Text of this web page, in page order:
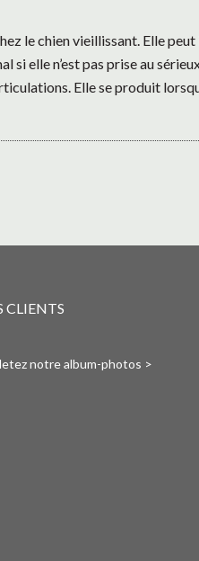
le chien vieillissant. Elle
elle n’est pas prise au
Elle se produit
CLIENTS
notre album-photos >